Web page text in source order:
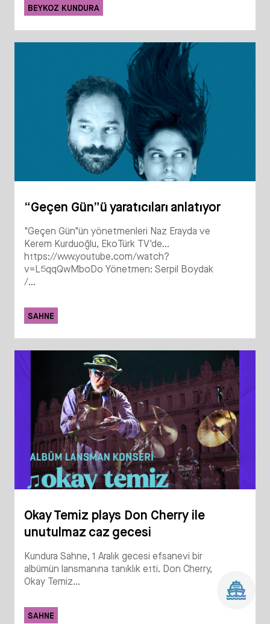
BEYKOZ KUNDURA
“Geçen Gün”ü yaratıcıları anlatıyor
"Geçen Gün"ün yönetmenleri Naz Erayda ve
Kerem Kurduoğlu, EkoTürk TV'de...
https://www.youtube.com/watch?
v=L5qqQwMboDo Yönetmen: Serpil Boydak
/...
SAHNE
Okay Temiz plays Don Cherry ile
unutulmaz caz gecesi
Kundura Sahne, 1 Aralık gecesi efsanevi bir
albümün lansmanına tanıklık etti. Don Cherry,
Okay Temiz...
SAHNE